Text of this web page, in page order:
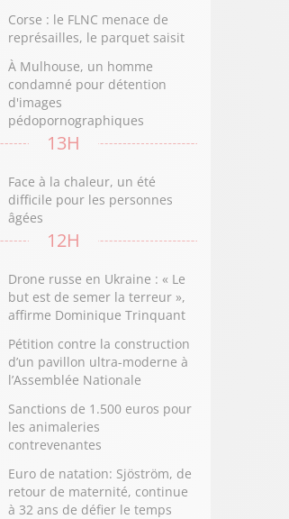
Corse : le FLNC menace de
représailles, le parquet saisit
À Mulhouse, un homme
condamné pour détention
d'images
pédopornographiques
13H
Face à la chaleur, un été
difficile pour les personnes
âgées
12H
Drone russe en Ukraine : « Le
but est de semer la terreur »,
affirme Dominique Trinquant
Pétition contre la construction
d’un pavillon ultra-moderne à
l’Assemblée Nationale
Sanctions de 1.500 euros pour
les animaleries
contrevenantes
Euro de natation: Sjöström, de
retour de maternité, continue
à 32 ans de défier le temps